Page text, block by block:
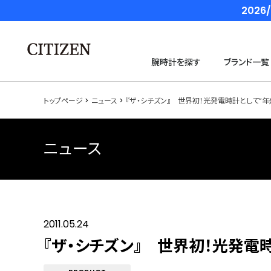
2026/
腕時計を探す ブランド一覧
トップページ ニュース 『ザ・シチズン』 世界初！光発電時計として
ニュース
2011.05.24
『ザ・シチズン』 世界初！光発